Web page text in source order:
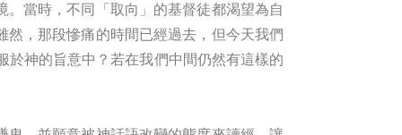
當時，不同「取向」的基督徒都渴望為自
，那段慘痛的時間已經過去，但今天我們
於神的旨意中？若在我們中間仍然有這樣的